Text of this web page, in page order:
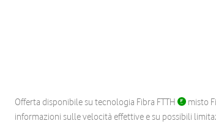
Offerta disponibile su tecnologia Fibra FTTH misto
informazioni sulle velocità effettive e su possibili